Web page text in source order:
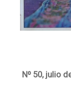
Nº 50, julio